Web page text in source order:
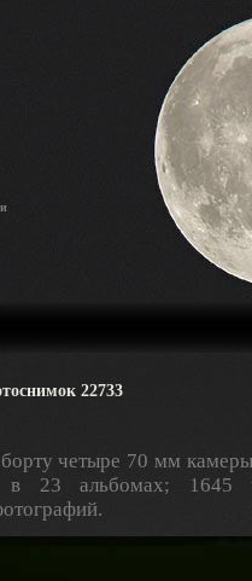
22733
четыре 70 мм
в 23 альбомах; 1645